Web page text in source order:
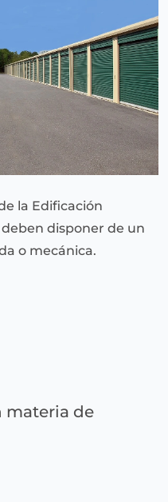
la Edificación
disponer de un
o mecánica.
materia de